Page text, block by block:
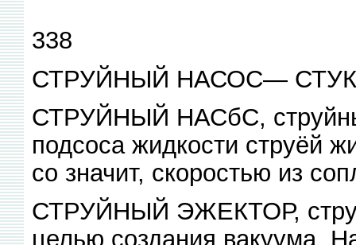
338
СТРУЙНЫЙ НАСОС—
СТРУЙНЫЙ НАСбС,
подсоса жидкости струёй
со значит, скоростью из
СТРУЙНЫЙ ЭЖЕКТОР,
целью создания вакуума.